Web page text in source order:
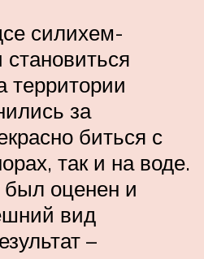
силихем-
территории
за
биться с
так и на воде.
был оценен и
вид
–